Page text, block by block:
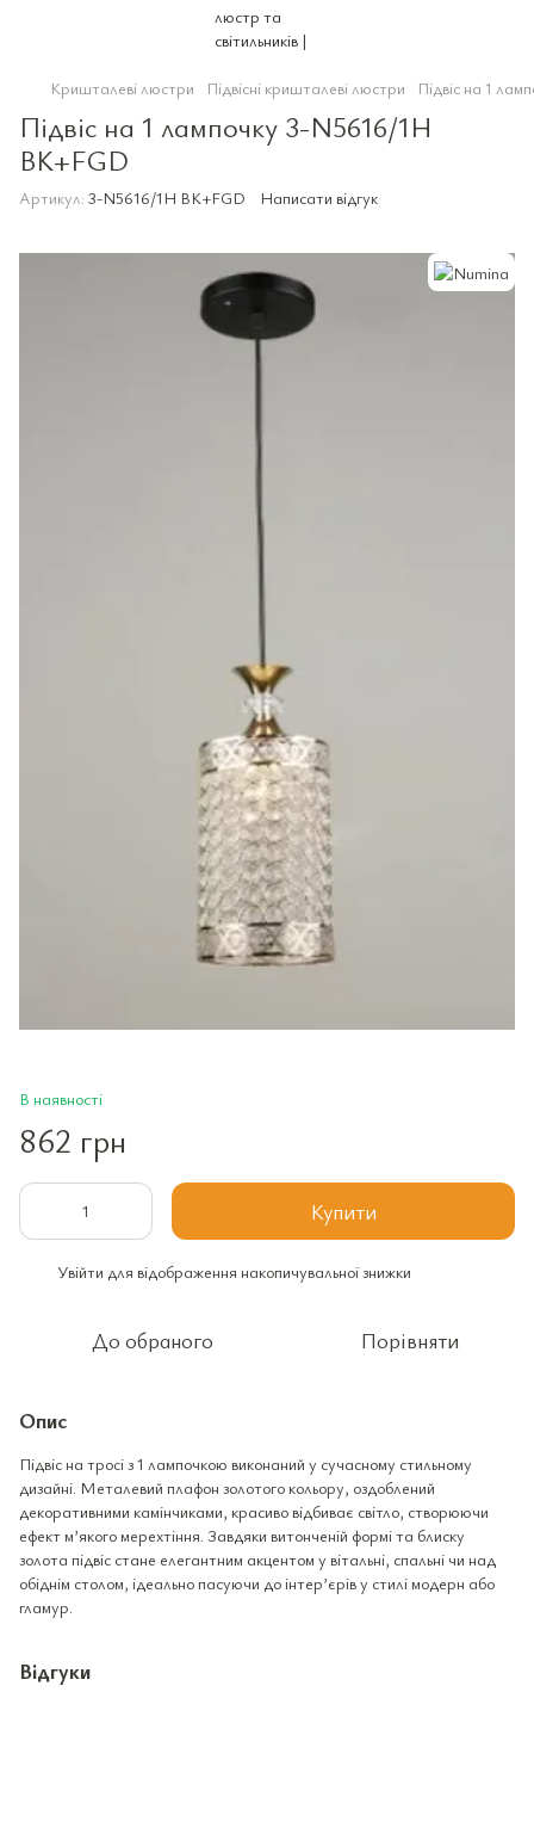
Кришталеві люстри Підвісні кришталеві люстри Підвіс на 1
Підвіс на 1 лампочку 3-N5616/1H
BK+FGD
Артикул: 3-N5616/1H BK+FGD Написати відгук
В наявності
862 грн
Купити
Увійти для відображення накопичувальної знижки
До обраного Порівняти
Опис
Підвіс на тросі з 1 лампочкою виконаний у сучасному стильному
дизайні. Металевий плафон золотого кольору, оздоблений
декоративними камінчиками, красиво відбиває світло, створюючи
ефект м’якого мерехтіння. Завдяки витонченій формі та блиску
золота підвіс стане елегантним акцентом у вітальні, спальні чи над
обіднім столом, ідеально пасуючи до інтер’єрів у стилі модерн або
гламур.
Відгуки